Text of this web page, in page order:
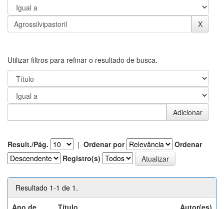
Utilizar filtros para refinar o resultado de busca.
Result./Pág. | Ordenar por
Ordenar
Registro(s)
Resultado 1-1 de 1.
Ano de
Título Autor(es)